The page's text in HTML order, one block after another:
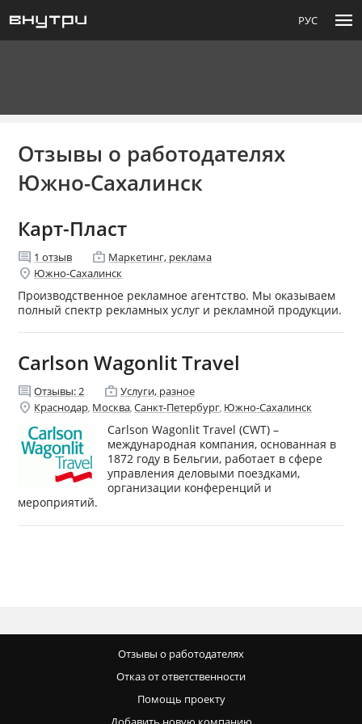
РУС menu
Отзывы о работодателях
Южно-Сахалинск
Карт-Пласт
comment 1 отзыв enterprise Маркетинг, реклама
location_on Южно-Сахалинск
Производственное рекламное агентство. Мы оказываем
полный спектр рекламных услуг и рекламной продукции.
Carlson Wagonlit Travel
comment Отзывы:2 enterprise Услуги, разное
location_on Краснодар, Москва,Санкт-Петербург, Южно-Сахалинск
Carlson Wagonlit Travel (CWT) –
международная компания, основанная в
1872 году в Бельгии, работает в сфере
управления деловыми поездками,
организации конференций и
мероприятий.
Отзывы о работодателях
Отказ от ответственности
Помощь проекту